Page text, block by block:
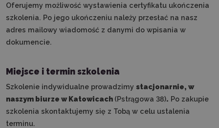
Oferujemy możliwość wystawienia certyfikatu ukończenia
szkolenia. Po jego ukończeniu należy przesłać na nasz
adres mailowy wiadomość z danymi do wpisania w
dokumencie.
Miejsce i termin szkolenia
Szkolenie indywidualne prowadzimy stacjonarnie, w
naszym biurze w Katowicach (Pstrągowa 38). Po zakupie
szkolenia skontaktujemy się z Tobą w celu ustalenia
terminu.